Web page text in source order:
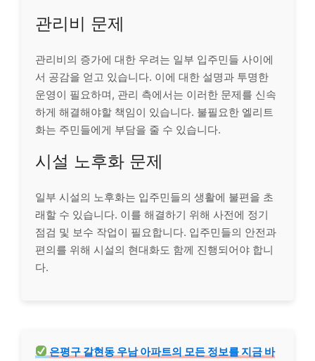
관리비 문제
관리비의 증가에 대한 우려는 일부 입주민들 사이에
서 공감을 얻고 있습니다. 이에 대한 설명과 투명한
운영이 필요하며, 관리 측에서는 이러한 문제를 신속
하게 해결해야할 책임이 있습니다. 불필요한 엘리트
화는 주민들에게 부담을 줄 수 있습니다.
시설 노후화 문제
일부 시설의 노후화는 입주민들의 생활에 불편을 초
래할 수 있습니다. 이를 해결하기 위해 사전에 정기
점검 및 보수 작업이 필요합니다. 입주민들의 안전과
편의를 위해 시설의 현대화도 함께 진행되어야 합니
다.
은평구 갈현동 우남 아파트의 모든 정보를 지금 바